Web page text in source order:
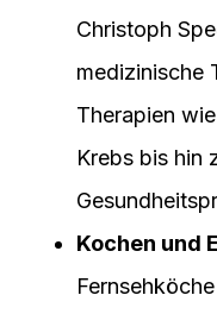
Christoph
medizinische
Therapien
Krebs bis hin
Kochen und